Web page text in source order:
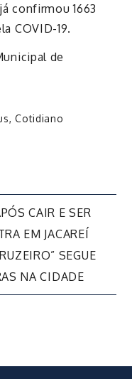
confirmou 1663
COVID-19.
de
,Cotidiano
CAIR E SER
EM JACAREÍ
SEGUE
NA CIDADE